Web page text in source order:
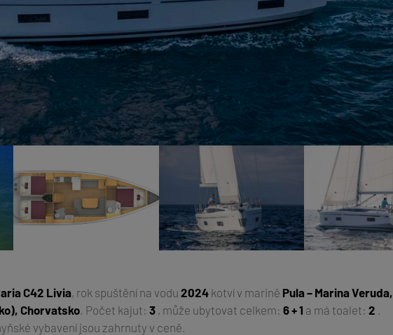
C42 Livia, rok spuštění na vodu2024 kotví v marině Pula – Marina Veruda,
Chorvatsko . Počet kajut:3 , může ubytovat celkem:6 + 1 a má toalet:2
vybavení jsou zahrnuty v ceně.